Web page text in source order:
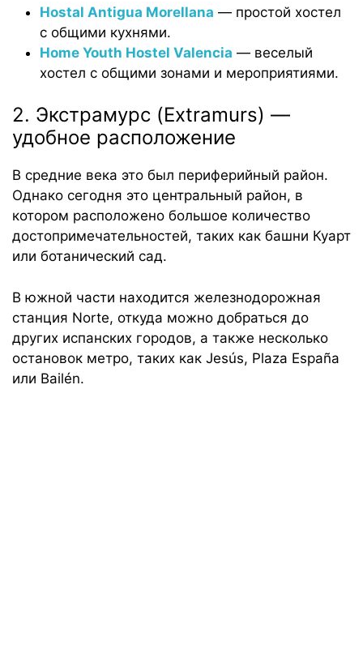
Hostal Antigua Morellana — простой хостел
с общими кухнями.
Home Youth Hostel Valencia — веселый
хостел с общими зонами и мероприятиями.
2. Экстрамурс (Extramurs) —
удобное расположение
В средние века это был периферийный район.
Однако сегодня это центральный район, в
котором расположено большое количество
достопримечательностей, таких как башни Куарт
или ботанический сад.
В южной части находится железнодорожная
станция Norte, откуда можно добраться до
других испанских городов, а также несколько
остановок метро, таких как Jesús, Plaza España
или Bailén.